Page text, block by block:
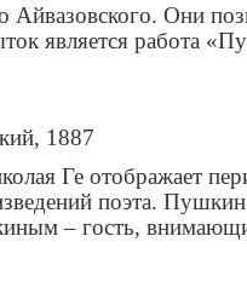
Они
является работа
1887
Ге отображает
поэта.
– гость,